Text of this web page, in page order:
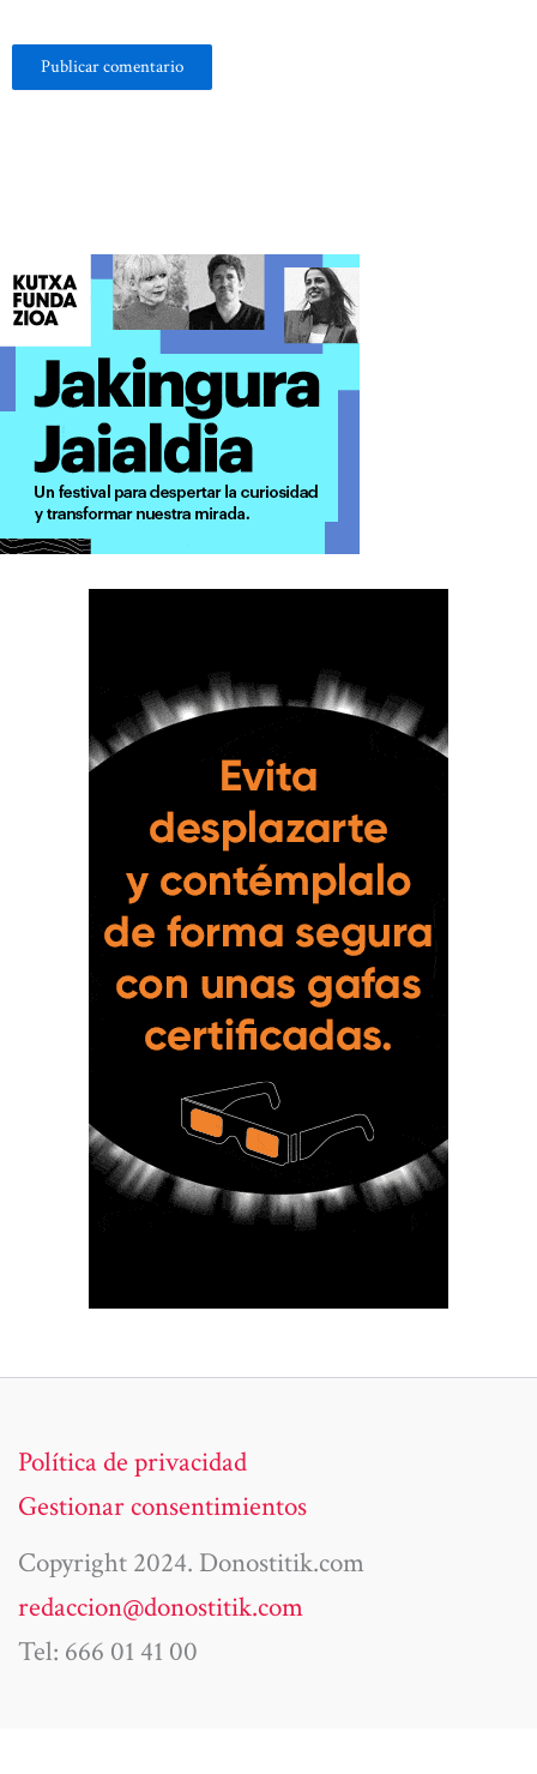
Política de privacidad
Gestionar consentimientos
Copyright 2024. Donostitik.com
redaccion@donostitik.com
Tel: 666 01 41 00